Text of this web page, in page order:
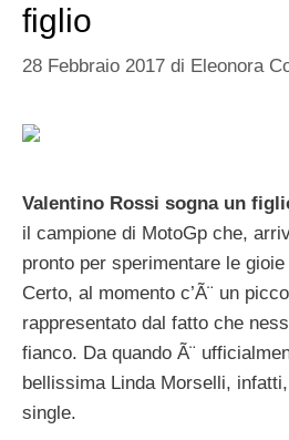
figlio
28 Febbraio 2017 di Eleonora
Valentino Rossi sogna un
il campione di MotoGp che,
pronto per sperimentare le
Certo, al momento c’Ã¨ un
rappresentato dal fatto che
fianco. Da quando Ã¨
bellissima Linda Morselli,
single.